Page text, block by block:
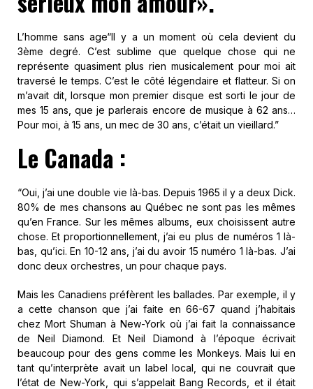
L’homme sans age“Il y a un moment où cela devient du
3ème degré. C’est sublime que quelque chose qui ne
représente quasiment plus rien musicalement pour moi ait
traversé le temps. C’est le côté légendaire et flatteur. Si on
m’avait dit, lorsque mon premier disque est sorti le jour de
mes 15 ans, que je parlerais encore de musique à 62 ans…
Pour moi, à 15 ans, un mec de 30 ans, c’était un vieillard.”
Le Canada :
“Oui, j’ai une double vie là-bas. Depuis 1965 il y a deux Dick.
80% de mes chansons au Québec ne sont pas les mêmes
qu’en France. Sur les mêmes albums, eux choisissent autre
chose. Et proportionnellement, j’ai eu plus de numéros 1 là-
bas, qu’ici. En 10-12 ans, j’ai du avoir 15 numéro 1 là-bas. J’ai
donc deux orchestres, un pour chaque pays.
Mais les Canadiens préfèrent les ballades. Par exemple, il y
a cette chanson que j’ai faite en 66-67 quand j’habitais
chez Mort Shuman à New-York où j’ai fait la connaissance
de Neil Diamond. Et Neil Diamond à l’époque écrivait
beaucoup pour des gens comme les Monkeys. Mais lui en
tant qu’interprète avait un label local, qui ne couvrait que
l’état de New-York, qui s’appelait Bang Records, et il était